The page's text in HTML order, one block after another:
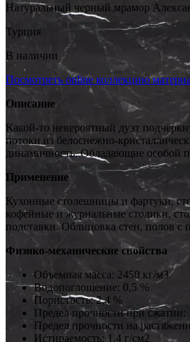
Натуральный черный мрамор
Турция
В наличии
Посмотреть online коллекцию
Описание
Какой-то невероятный дуэт
потоки из белоснежно-
динамичность. Обладающие особой
Применение
Кухонные столешницы и фартуки,
кофейные и журнальные столики,
подставки. Облицовка стен, полов с
Физико-механические свойства
Объемная масса: 2450 кг/м3
Водопоглощение: 0,5 %
Пористость: 2,4 %
Предел прочности при
Предел прочности на
Истираемость: 1,4 г/см2